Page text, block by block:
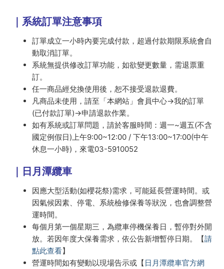
｜系統訂單注意事項
訂單成立一小時內要完成付款，超過付款期限系統會自
動取消訂單。
系統無提供修改訂單功能，如欲變更數量，需退票重
訂。
任一商品經兌換使用後，恕不接受退款退費。
凡商品未使用，請至「本網站」會員中心→我的訂單
(已付款訂單)→申請退款作業。
如有系統或訂單問題，請於客服時間：週一~週五(不含
國定例假日)上午9:00~12:00 / 下午13:00~17:00(中午
休息一小時)，來電03-5910052
｜日月潭纜車
因應大型活動(如櫻花祭)需求，可能延長營運時間。或
因氣候因素、停電、系統檢修保養等狀況，也會調整營
運時間。
每個月第一個星期三，為纜車停機保養日，暫停對外開
放。若因年度大保養需求，依公告新增暫停日期。【請
點此查看】
營運時間如有變動以現場告示或【 日月潭纜車官方網